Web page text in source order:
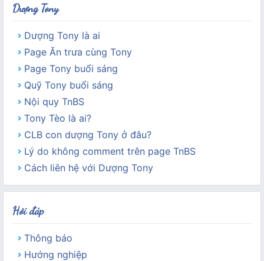
Dượng Tony
Dượng Tony là ai
Page Ăn trưa cùng Tony
Page Tony buổi sáng
Quỹ Tony buổi sáng
Nội quy TnBS
Tony Tèo là ai?
CLB con dượng Tony ở đâu?
Lý do không comment trên page TnBS
Cách liên hệ với Dượng Tony
Hỏi đáp
Thông báo
Hướng nghiệp